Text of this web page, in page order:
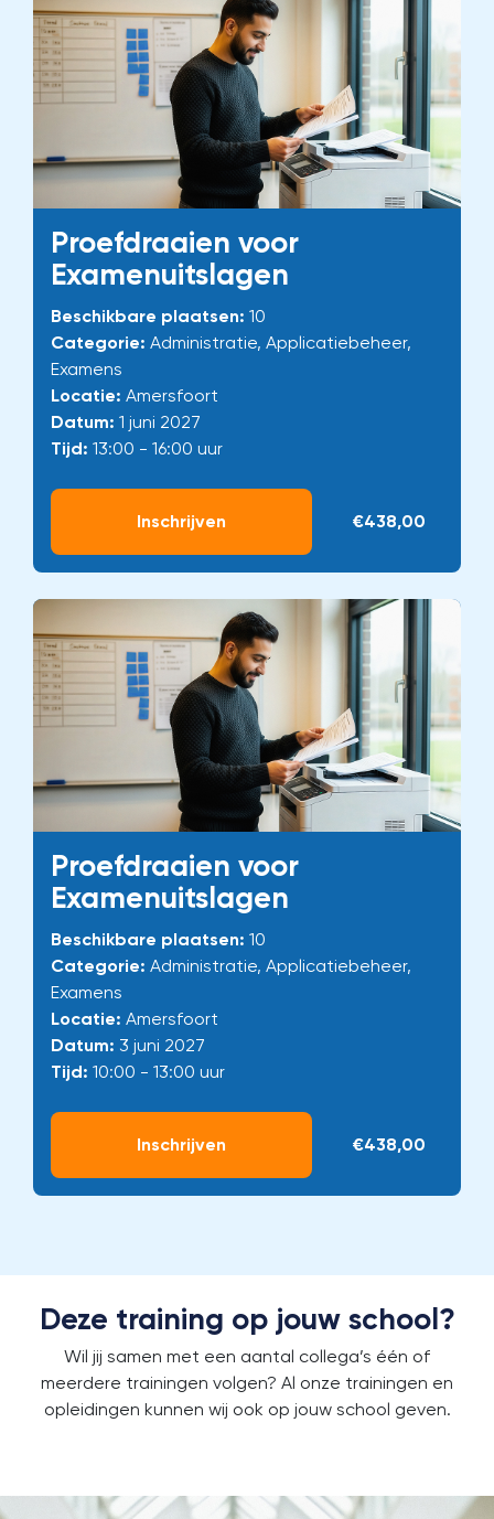
Proefdraaien voor
Examenuitslagen
Beschikbare plaatsen: 10
Categorie: Administratie, Applicatiebeheer,
Examens
Locatie: Amersfoort
Datum: 1 juni 2027
Tijd: 13:00 - 16:00 uur
Inschrijven €438,00
Proefdraaien voor
Examenuitslagen
Beschikbare plaatsen: 10
Categorie: Administratie, Applicatiebeheer,
Examens
Locatie: Amersfoort
Datum: 3 juni 2027
Tijd: 10:00 - 13:00 uur
Inschrijven €438,00
Deze training op jouw school?
Wil jij samen met een aantal collega’s één of
meerdere trainingen volgen? Al onze trainingen en
opleidingen kunnen wij ook op jouw school geven.